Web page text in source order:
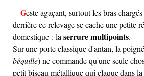
Geste agaçant, surtout les bras chargés de courses. Mais
derrière ce relevage se cache une petite
domestique : la serrure multipoints.
Sur une porte classique d'antan, la
béquille) ne commande qu'une seule
petit biseau métallique qui claque dans